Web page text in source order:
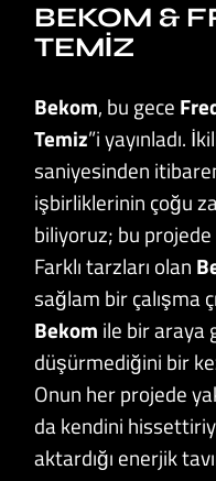
BEKOM &
TEMIZ
Bekom, bu gece
Temiz”i yayınladı.
saniyesinden
işbirliklerinin çoğu
biliyoruz; bu
Farklı tarzları olan
sağlam bir çalışma
Bekom ile bir araya
düşürmediğini bir
Onun her projede
da kendini
aktardığı enerjik